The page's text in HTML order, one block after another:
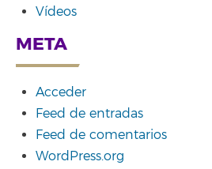
Vídeos
META
Acceder
Feed de entradas
Feed de comentarios
WordPress.org